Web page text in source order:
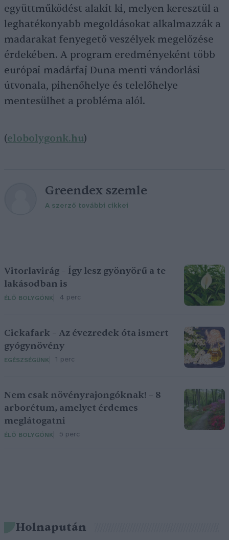
együttműködést alakít ki, melyen keresztül a
leghatékonyabb megoldásokat alkalmazzák a
madarakat fenyegető veszélyek megelőzése
érdekében. A program eredményeként több
európai madárfaj Duna menti vándorlási
útvonala, pihenőhelye és telelőhelye
mentesülhet a probléma alól.
(elobolygonk.hu)
Greendex szemle
A szerző további cikkei
Vitorlavirág – Így lesz gyönyörű a te
lakásodban is
ÉLŐ BOLYGÓNK 4 perc
Cickafark – Az évezredek óta ismert
gyógynövény
EGÉSZSÉGÜNK 1 perc
Nem csak növényrajongóknak! – 8
arborétum, amelyet érdemes
meglátogatni
ÉLŐ BOLYGÓNK 5 perc
Holnapután